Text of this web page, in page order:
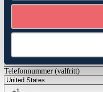
Förnamn**
Efternamn**
Telefonnummer (valfritt)